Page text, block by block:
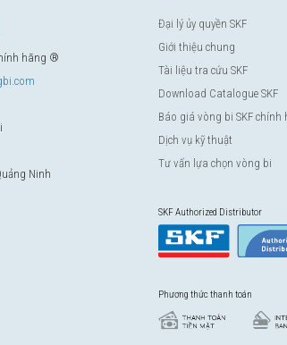
hãng ®
Ninh
Đại lý ủy quyền SKF
Giới thiệu chung
Tài liệu tra cứu SKF
Download Catalogue SKF
Báo giá vòng bi SKF chính
Dịch vụ kỹ thuật
Tư vấn lựa chọn vòng bi
SKF Authorized Distributor
Phương thức thanh toán